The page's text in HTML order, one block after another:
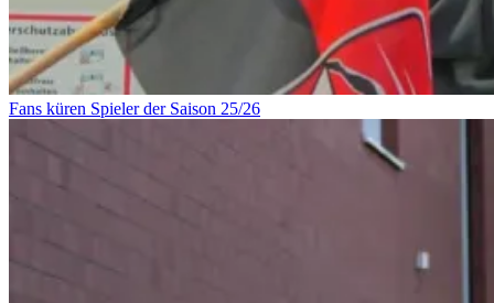
Fans küren Spieler der Saison 25/26